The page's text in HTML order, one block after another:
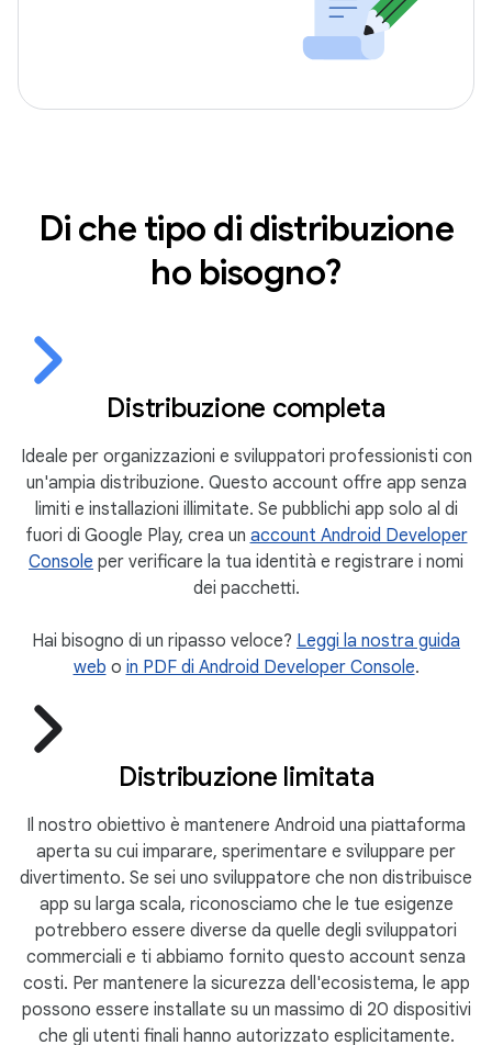
Di che tipo di distribuzione
ho bisogno?
Distribuzione completa
Ideale per organizzazioni e sviluppatori professionisti con
un'ampia distribuzione. Questo account offre app senza
limiti e installazioni illimitate. Se pubblichi app solo al di
fuori di Google Play, crea un account Android Developer
Console per verificare la tua identità e registrare i nomi
dei pacchetti.
Hai bisogno di un ripasso veloce? Leggi la nostra guida
web o in PDF di Android Developer Console.
Distribuzione limitata
Il nostro obiettivo è mantenere Android una piattaforma
aperta su cui imparare, sperimentare e sviluppare per
divertimento. Se sei uno sviluppatore che non distribuisce
app su larga scala, riconosciamo che le tue esigenze
potrebbero essere diverse da quelle degli sviluppatori
commerciali e ti abbiamo fornito questo account senza
costi. Per mantenere la sicurezza dell'ecosistema, le app
possono essere installate su un massimo di 20 dispositivi
che gli utenti finali hanno autorizzato esplicitamente.